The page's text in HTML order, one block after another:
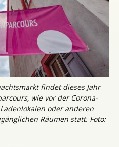
findet dieses Jahr
wie vor der Corona-
oder anderen
Räumen statt. Foto: